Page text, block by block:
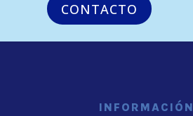
CONTACTO
INFORMACIÓN